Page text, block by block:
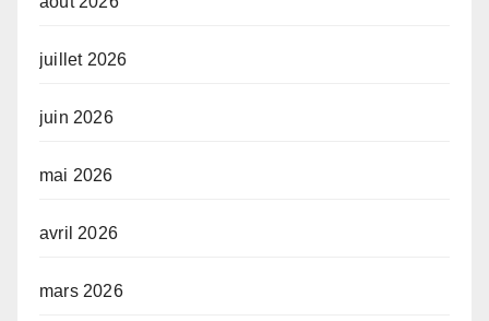
juillet 2026
juin 2026
mai 2026
avril 2026
mars 2026